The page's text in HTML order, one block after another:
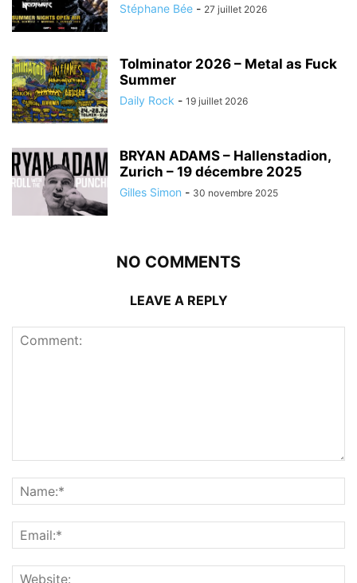
Stéphane Bée - 27 juillet 2026
Tolminator 2026 – Metal as Fuck
Summer
Daily Rock - 19 juillet 2026
BRYAN ADAMS – Hallenstadion,
Zurich – 19 décembre 2025
Gilles Simon - 30 novembre 2025
NO COMMENTS
LEAVE A REPLY